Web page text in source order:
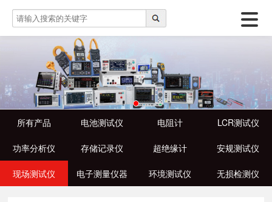
所有产品 电池测试仪 电阻计 LCR测试仪
功率分析仪 存储记录仪 超绝缘计 安规测试仪
现场测试仪 电子测量仪器 环境测试仪 无损检测仪